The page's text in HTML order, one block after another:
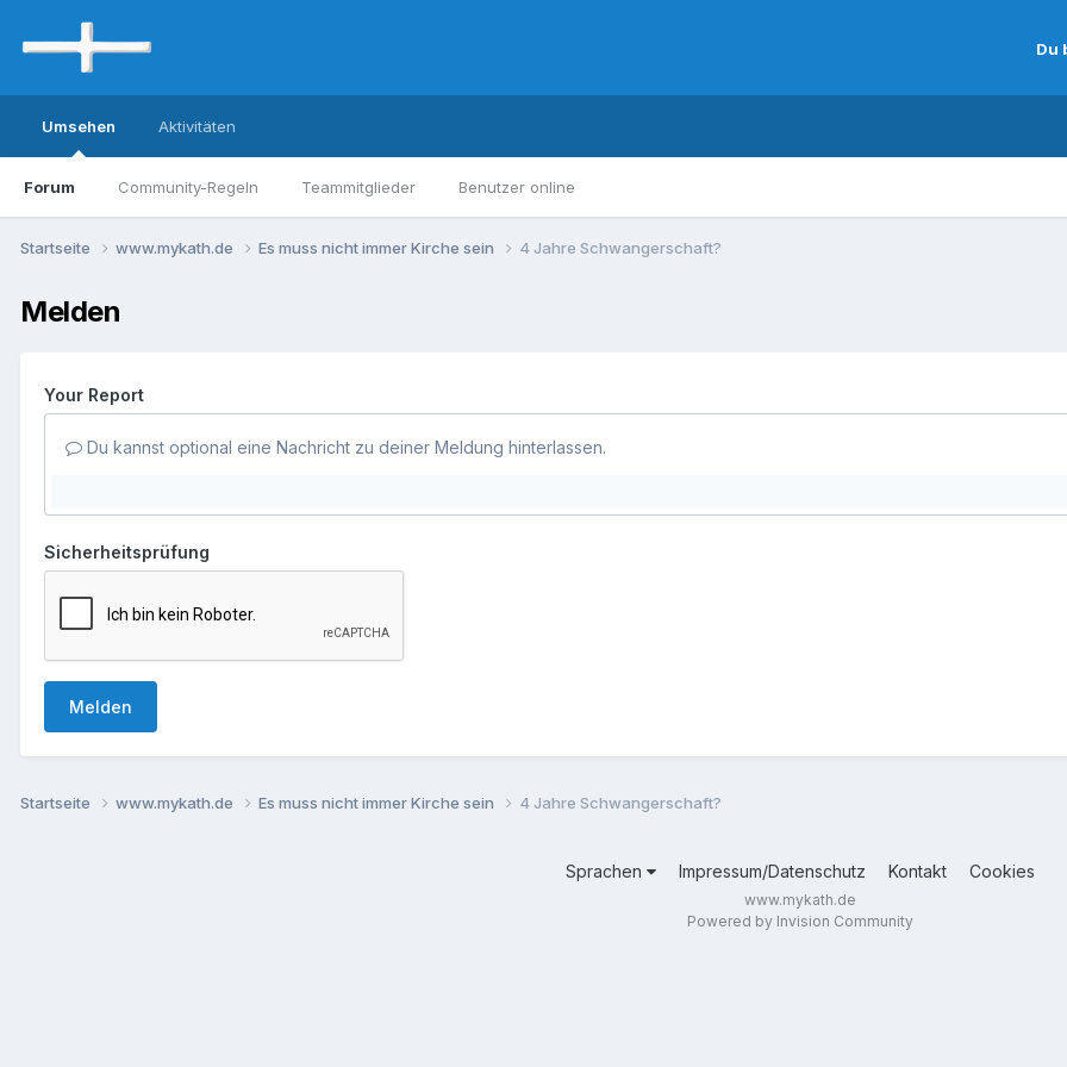
Du
Umsehen
Forum Community-Regeln Teammitglieder Benutzer online
Aktivitäten
Startseite www.mykath.de Es muss nicht immer Kirche sein 4 Jahre Schwangerschaft?
Melden
Your Report
Du kannst optional eine Nachricht zu deiner Meldung hinterlassen.
Sicherheitsprüfung
Melden
Startseite www.mykath.de Es muss nicht immer Kirche sein 4 Jahre Schwangerschaft?
Sprachen Impressum/Datenschutz Kontakt Cookies
www.mykath.de
Powered by Invision Community